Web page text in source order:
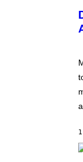
S
T
R
I
N
Y
R
S
A
.